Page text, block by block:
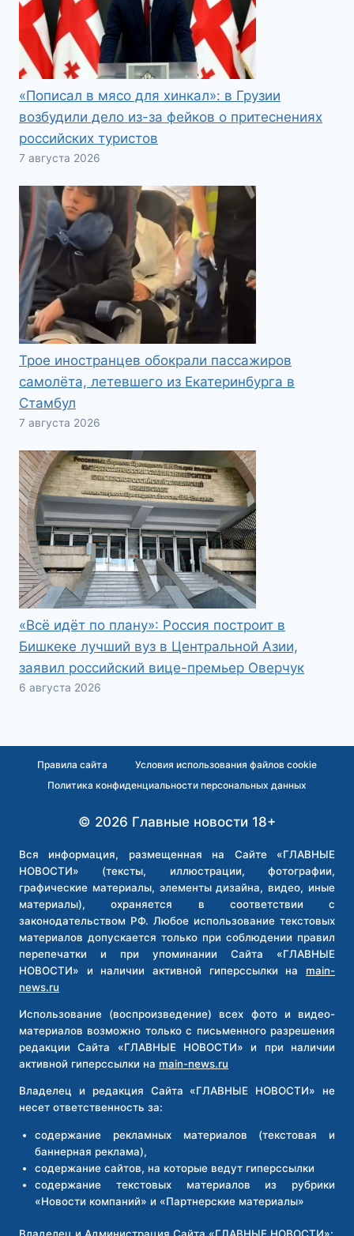
«Пописал в мясо для хинкал»: в Грузии
возбудили дело из-за фейков о притеснениях
российских туристов
7 августа 2026
Трое иностранцев обокрали пассажиров
самолёта, летевшего из Екатеринбурга в
Стамбул
7 августа 2026
«Всё идёт по плану»: Россия построит в
Бишкеке лучший вуз в Центральной Азии,
заявил российский вице-премьер Оверчук
6 августа 2026
Правила сайта
Условия использования файлов cookie
Политика конфиденциальности персональных данных
© 2026 Главные новости 18+
Вся информация, размещенная на Сайте «ГЛАВНЫЕ
НОВОСТИ» (тексты, иллюстрации, фотографии,
графические материалы, элементы дизайна, видео, иные
материалы), охраняется в соответствии с
законодательством РФ. Любое использование текстовых
материалов допускается только при соблюдении правил
перепечатки и при упоминании Сайта «ГЛАВНЫЕ
НОВОСТИ» и наличии активной гиперссылки на main-
news.ru
Использование (воспроизведение) всех фото и видео-
материалов возможно только с письменного разрешения
редакции Сайта «ГЛАВНЫЕ НОВОСТИ» и при наличии
активной гиперссылки на main-news.ru
Владелец и редакция Сайта «ГЛАВНЫЕ НОВОСТИ» не
несет ответственность за:
содержание рекламных материалов (текстовая и
баннерная реклама),
содержание сайтов, на которые ведут гиперссылки
содержание текстовых материалов из рубрики
«Новости компаний» и «Партнерские материалы»
Владелец и Администрация Сайта «ГЛАВНЫЕ НОВОСТИ»: